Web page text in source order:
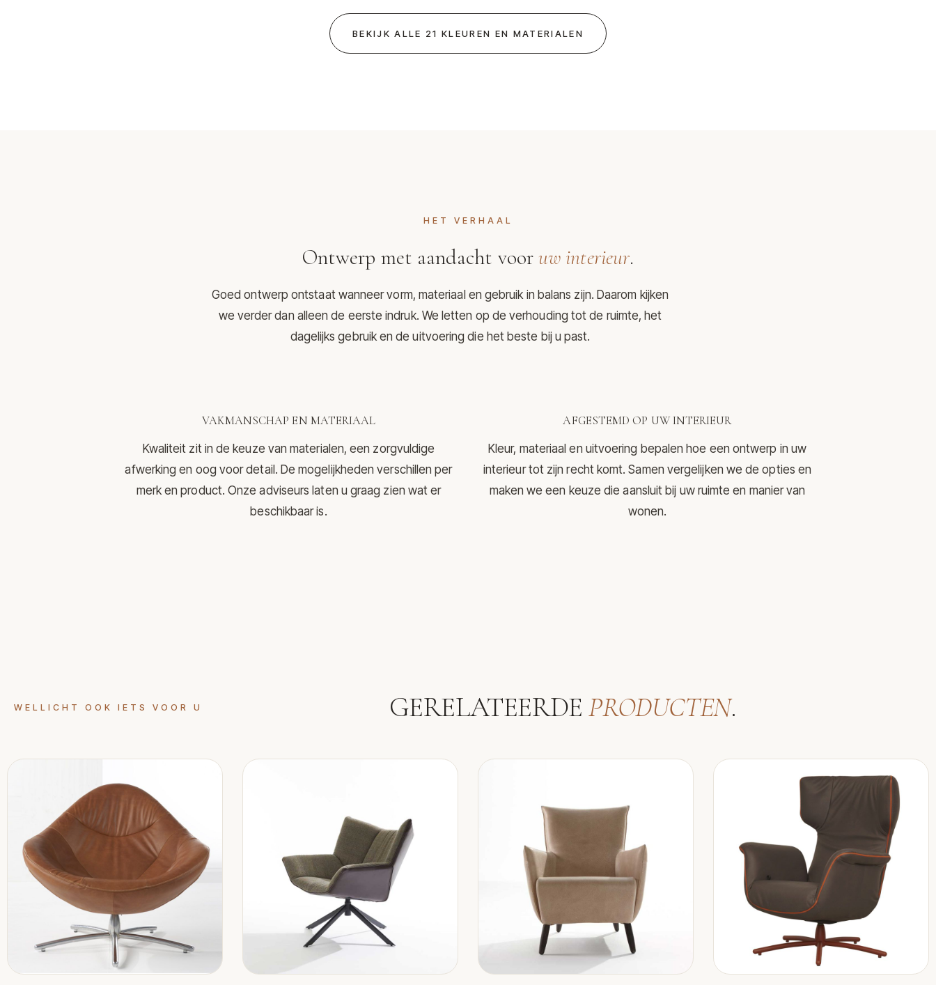
BEKIJK ALLE 21 KLEUREN EN MATERIALEN
HET VERHAAL
Ontwerp met aandacht voor uw interieur.
Goed ontwerp ontstaat wanneer vorm, materiaal en gebruik in balans zijn. Daarom kijken
we verder dan alleen de eerste indruk. We letten op de verhouding tot de ruimte, het
dagelijks gebruik en de uitvoering die het beste bij u past.
VAKMANSCHAP EN MATERIAAL
Kwaliteit zit in de keuze van materialen, een zorgvuldige
afwerking en oog voor detail. De mogelijkheden verschillen per
merk en product. Onze adviseurs laten u graag zien wat er
beschikbaar is.
AFGESTEMD OP UW INTERIEUR
Kleur, materiaal en uitvoering bepalen hoe een ontwerp in uw
interieur tot zijn recht komt. Samen vergelijken we de opties en
maken we een keuze die aansluit bij uw ruimte en manier van
wonen.
WELLICHT OOK IETS VOOR U GERELATEERDEPRODUCTEN.